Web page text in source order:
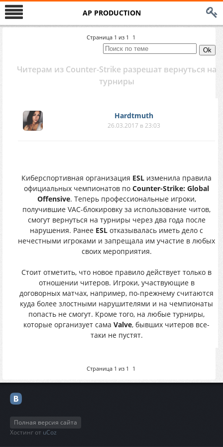
AP PRODUCTION
Страница 1 из 1 1
Читерам из Counter-Strike разрешат вернуться на
турниры
Hardtmuth
26.03.2017 в 23:03
Киберспортивная организация ESL изменила правила
официальных чемпионатов по Counter-Strike: Global
Offensive. Теперь профессиональные игроки,
получившие VAC-блокировку за использование читов,
смогут вернуться на турниры через два года после
нарушения. Ранее ESL отказывалась иметь дело с
нечестными игроками и запрещала им участие в любых
своих мероприятия.
Стоит отметить, что новое правило действует только в
отношении читеров. Игроки, участвующие в
договорных матчах, например, по-прежнему считаются
куда более злостными нарушителями и на чемпионаты
попасть не смогут. Кроме того, на любые турниры,
которые организует сама Valve, бывших читеров все-
таки не пустят.
Страница 1 из 1 1
Полная версия сайта
Хостинг от uCoz